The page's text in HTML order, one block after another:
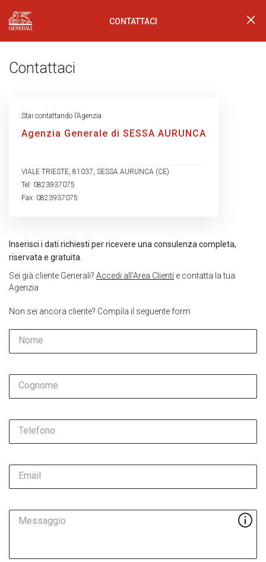
Generali Logo CONTATTACI
Contattaci
Inserisci i dati richiesti per ricevere una consulenza completa,
riservata e gratuita.
Sei già cliente Generali? Accedi all’Area Clienti e contatta la tua
Agenzia
Non sei ancora cliente? Compila il seguente form
Nome
Cognome
Telefono
Email
Messaggio
Stai contattando l’Agenzia
Agenzia Generale di SESSA AURUNCA
VIALE TRIESTE, 81037, SESSA AURUNCA (CE)
Tel: 0823937075
Fax: 0823937075